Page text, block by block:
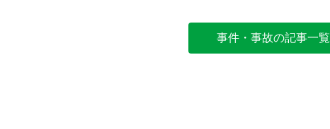
事件・事故の記事一覧